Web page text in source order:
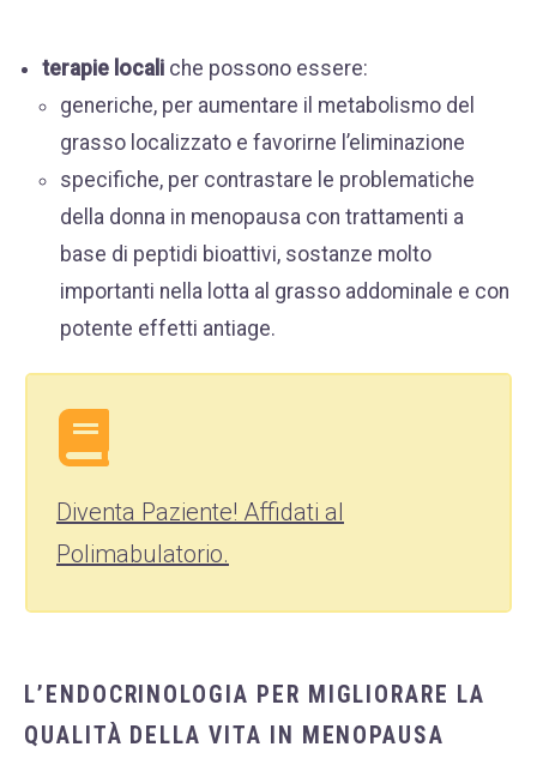
terapie locali che possono essere:
generiche, per aumentare il metabolismo del
grasso localizzato e favorirne l’eliminazione
specifiche, per contrastare le problematiche
della donna in menopausa con trattamenti a
base di peptidi bioattivi, sostanze molto
importanti nella lotta al grasso addominale e con
potente effetti antiage.
Diventa Paziente! Affidati al
Polimabulatorio.
L’ENDOCRINOLOGIA PER MIGLIORARE LA
QUALITÀ DELLA VITA IN MENOPAUSA